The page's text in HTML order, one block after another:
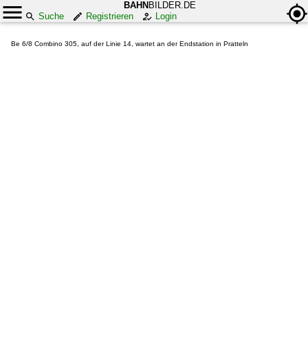
BAHN BILDER.DE
Suche
Registrieren Login
Be 6/8 Combino 305, auf der Linie 14, wartet an der Endstation in Pratteln